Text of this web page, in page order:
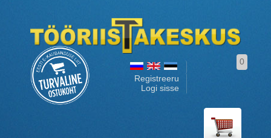
Registreeru
Logi sisse
0